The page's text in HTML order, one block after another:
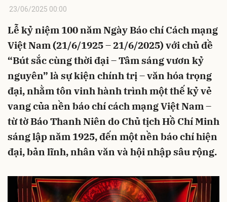
23/06/2025 00:00
Lễ kỷ niệm 100 năm Ngày Báo chí Cách mạng
Việt Nam (21/6/1925 – 21/6/2025) với chủ đề
“Bút sắc cùng thời đại – Tâm sáng vươn kỷ
nguyên” là sự kiện chính trị – văn hóa trọng
đại, nhằm tôn vinh hành trình một thế kỷ vẻ
vang của nền báo chí cách mạng Việt Nam –
từ tờ Báo Thanh Niên do Chủ tịch Hồ Chí Minh
sáng lập năm 1925, đến một nền báo chí hiện
đại, bản lĩnh, nhân văn và hội nhập sâu rộng.
Hủy Gửi